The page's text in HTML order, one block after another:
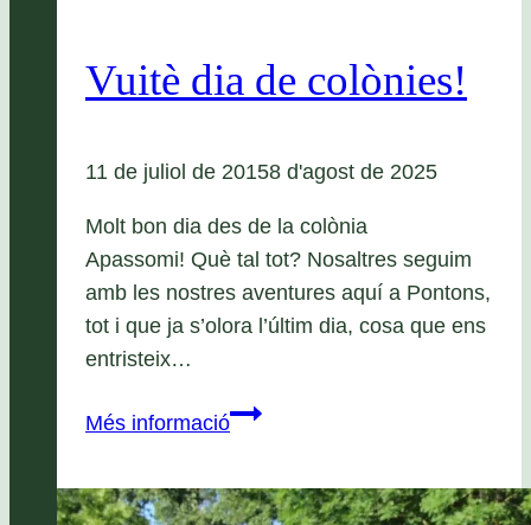
Vuitè dia de colònies!
11 de juliol de 20158 d'agost de 2025
Molt bon dia des de la colònia
Apassomi! Què tal tot? Nosaltres seguim
amb les nostres aventures aquí a Pontons,
tot i que ja s’olora l’últim dia, cosa que ens
entristeix…
Més informacióVuitè
colònies!